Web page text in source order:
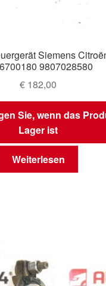
Siemens
9807028580
€ 182,00
Sie, wenn das
Lager ist
Weiterlesen